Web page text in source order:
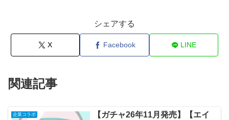
シェアする
X Facebook LINE
関連記事
企業コラボ
【ガチャ26年11月発売】【エイ